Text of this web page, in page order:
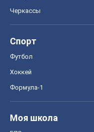
Черкассы
Спорт
Футбол
Хоккей
Формула-1
Моя школа